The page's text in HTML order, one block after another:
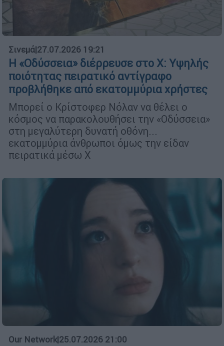
Σινεμά|27.07.2026 19:21
Η «Οδύσσεια» διέρρευσε στο X: Υψηλής
ποιότητας πειρατικό αντίγραφο
προβλήθηκε από εκατομμύρια χρήστες
Μπορεί ο Κρίστοφερ Νόλαν να θέλει ο
κόσμος να παρακολουθήσει την «Οδύσσεια»
στη μεγαλύτερη δυνατή οθόνη...
εκατομμύρια άνθρωποι όμως την είδαν
πειρατικά μέσω X
Our Network|25.07.2026 21:00